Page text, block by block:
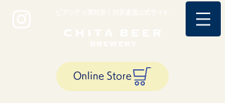
Online Store